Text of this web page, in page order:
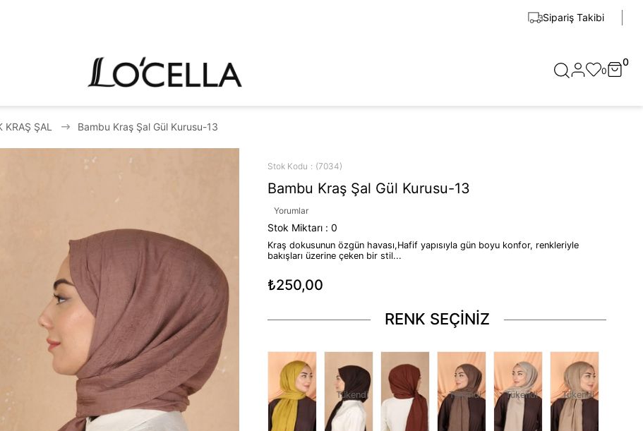
Sipariş Takibi
0
0
KRAŞ ŞAL Bambu Kraş Şal Gül Kurusu-13
Stok Kodu (7034)
Bambu Kraş Şal Gül Kurusu-13
Yorumlar
Stok Miktarı : 0
Kraş dokusunun özgün havası,Hafif yapısıyla gün boyu konfor, renkleriyle
bakışları üzerine çeken bir stil...
₺250,00
RENK SEÇİNİZ
Tükendi Tükendi Tükendi Tükendi